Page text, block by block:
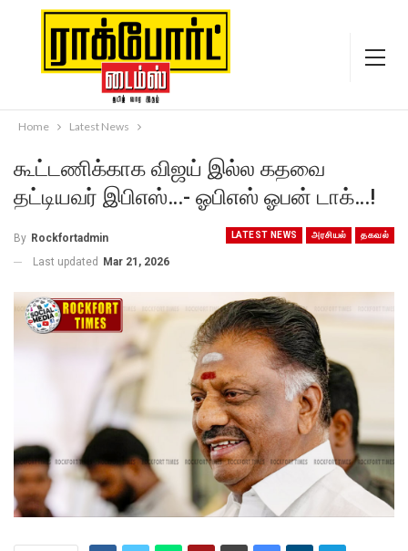
Home Latest News
கூட்டணிக்காக விஜய் இல்ல கதவை
தட்டியவர் இபிஎஸ்…- ஓபிஎஸ் ஓபன் டாக்…!
LATEST NEWS அரசியல் தகவல்
By Rockfortadmin
Last updated Mar 21, 2026